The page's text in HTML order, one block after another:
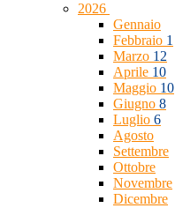
2026
Gennaio
Febbraio 1
Marzo 12
Aprile 10
Maggio 10
Giugno 8
Luglio 6
Agosto
Settembre
Ottobre
Novembre
Dicembre